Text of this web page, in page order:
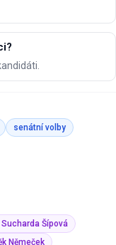
senátní volby
Šípová
Němeček